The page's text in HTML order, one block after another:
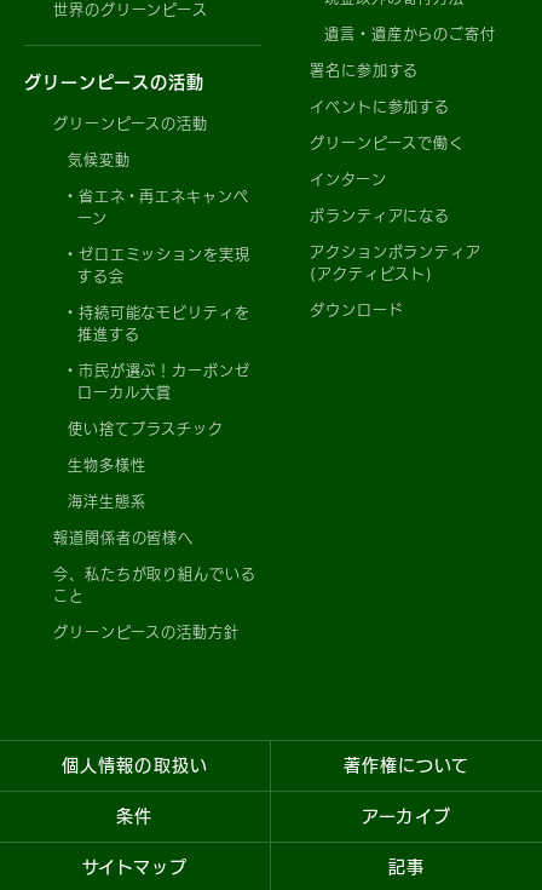
世界のグリーンピース
グリーンピースの活動
グリーンピースの活動
気候変動
省エネ・再エネキャンペ
ーン
ゼロエミッションを実現
する会
持続可能なモビリティを
推進する
市民が選ぶ！カーボンゼ
ローカル大賞
使い捨てプラスチック
生物多様性
海洋生態系
報道関係者の皆様へ
今、私たちが取り組んでいる
こと
グリーンピースの活動方針
遺言・遺産からのご寄付
署名に参加する
イベントに参加する
グリーンピースで働く
インターン
ボランティアになる
アクションボランティア
(アクティビスト)
ダウンロード
個人情報の取扱い 著作権について
条件 アーカイブ
サイトマップ 記事